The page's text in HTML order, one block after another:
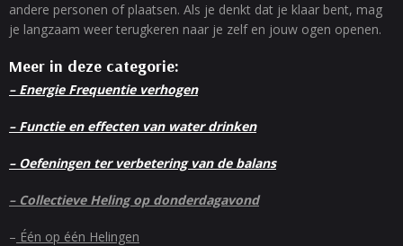
andere personen of plaatsen. Als je denkt dat je klaar bent, mag
je langzaam weer terugkeren naar je zelf en jouw ogen openen.
Meer in deze categorie:
– Energie Frequentie verhogen
– Functie en effecten van water drinken
– Oefeningen ter verbetering van de balans
– Collectieve Heling op donderdagavond
– Één op één Helingen